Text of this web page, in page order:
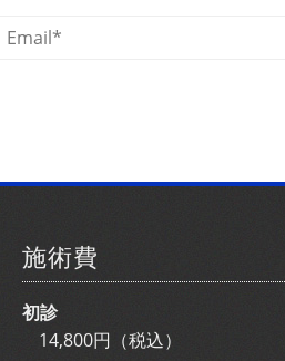
施術費
初診
14,800円（税込）